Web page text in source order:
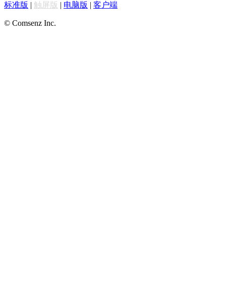
标准版 | 触屏版 | 电脑版 | 客户端
© Comsenz Inc.